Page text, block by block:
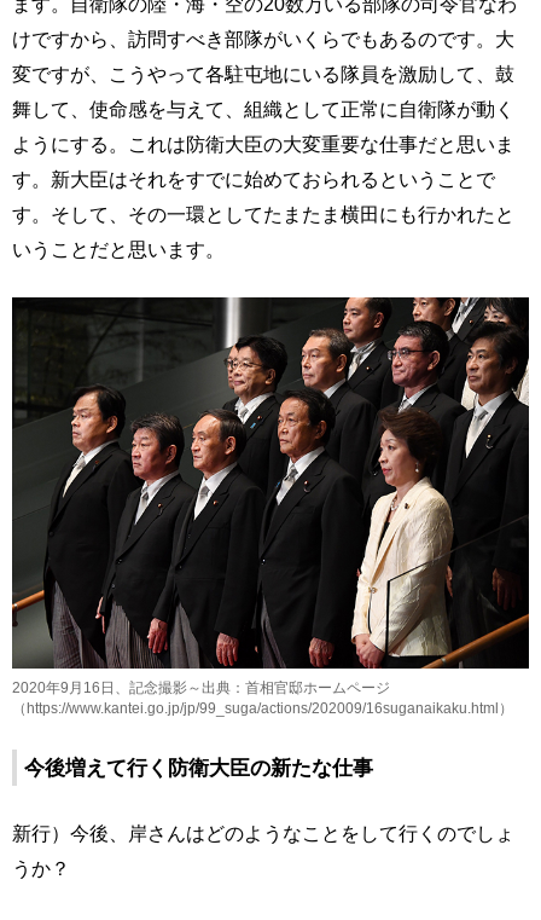
けですから、訪問すべき部隊がいくらでもあるのです。大
変ですが、こうやって各駐屯地にいる隊員を激励して、鼓
舞して、使命感を与えて、組織として正常に自衛隊が動く
ようにする。これは防衛大臣の大変重要な仕事だと思いま
す。新大臣はそれをすでに始めておられるということで
す。そして、その一環としてたまたま横田にも行かれたと
いうことだと思います。
2020年9月16日、記念撮影～出典：首相官邸ホームページ
（https://www.kantei.go.jp/jp/99_suga/actions/202009/16suganaikaku.html）
今後増えて行く防衛大臣の新たな仕事
新行）今後、岸さんはどのようなことをして行くのでしょ
うか？